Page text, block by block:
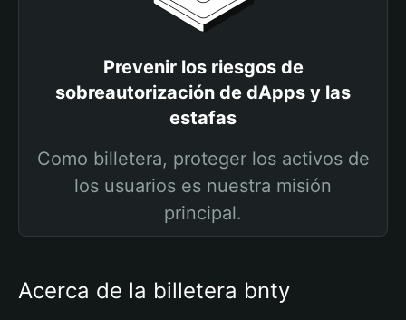
Prevenir los riesgos de
sobreautorización de dApps y las
estafas
Como billetera, proteger los activos de
los usuarios es nuestra misión
principal.
Acerca de la billetera bnty